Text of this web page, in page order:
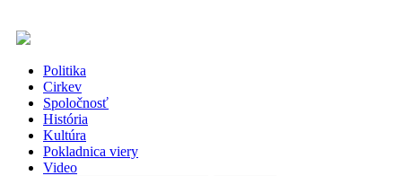
Politika
Cirkev
Spoločnosť
História
Kultúra
Pokladnica viery
Video